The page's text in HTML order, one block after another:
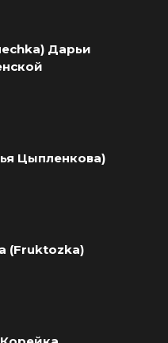
Дарьи
Цыпленкова)
(Fruktozka)